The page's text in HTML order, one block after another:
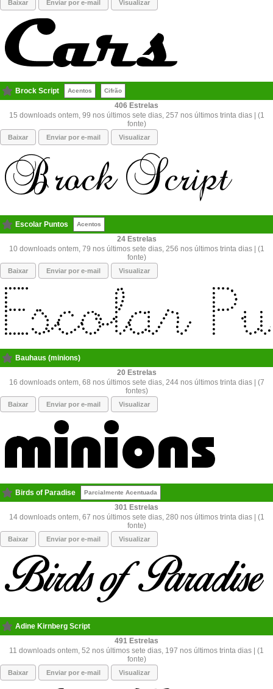
Baixar Enviar por e-mail Visualizar
Brock Script Acentos Cifrão
406
15 downloads ontem, 99 nos últimos sete dias, 257 nos últimos trinta dias | (1
fonte)
Baixar Enviar por e-mail Visualizar
Escolar Puntos Acentos
24
10 downloads ontem, 79 nos últimos sete dias, 256 nos últimos trinta dias | (1
fonte)
Baixar Enviar por e-mail Visualizar
Bauhaus (minions)
20
16 downloads ontem, 68 nos últimos sete dias, 244 nos últimos trinta dias | (7
fontes)
Baixar Enviar por e-mail Visualizar
Birds of Paradise Parcialmente Acentuada
301
14 downloads ontem, 67 nos últimos sete dias, 280 nos últimos trinta dias | (1
fonte)
Baixar Enviar por e-mail Visualizar
Adine Kirnberg Script
491
11 downloads ontem, 52 nos últimos sete dias, 197 nos últimos trinta dias | (1
fonte)
Baixar Enviar por e-mail Visualizar